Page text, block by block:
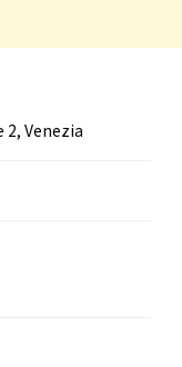
2, Venezia